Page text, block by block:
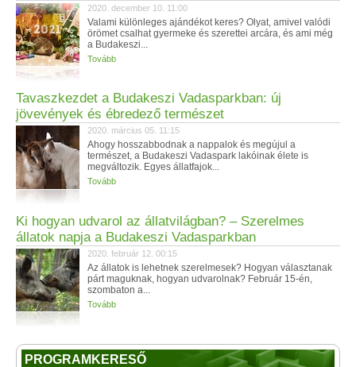
2020. december 10. 11:00
Valami különleges ajándékot keres? Olyat, amivel valódi
örömet csalhat gyermeke és szerettei arcára, és ami még
a Budakeszi...
Tovább
Tavaszkezdet a Budakeszi Vadasparkban: új
jövevények és ébredező természet
2020. március 05. 11:15
Ahogy hosszabbodnak a nappalok és megújul a
természet, a Budakeszi Vadaspark lakóinak élete is
megváltozik. Egyes állatfajok...
Tovább
Ki hogyan udvarol az állatvilágban? – Szerelmes
állatok napja a Budakeszi Vadasparkban
2020. február 12. 00:15
Az állatok is lehetnek szerelmesek? Hogyan választanak
párt maguknak, hogyan udvarolnak? Február 15-én,
szombaton a...
Tovább
PROGRAMKERESŐ